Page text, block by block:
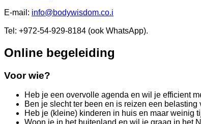
E-mail: info@bodywisdom.co.i
Tel: +972-54-929-8184 (ook WhatsApp).
Online begeleiding
Voor wie?
Heb je een overvolle agenda en wil je efficient
Ben je slecht ter been en is reizen een belasting
Heb je (kleine) kinderen in huis en maar weinig